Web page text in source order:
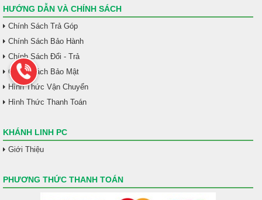
HƯỚNG DẪN VÀ CHÍNH SÁCH
Chính Sách Trả Góp
Chính Sách Bảo Hành
Chính Sách Đổi - Trả
Chính Sách Bảo Mật
Hình Thức Vận Chuyển
Hình Thức Thanh Toán
KHÁNH LINH PC
Giới Thiệu
PHƯƠNG THỨC THANH TOÁN